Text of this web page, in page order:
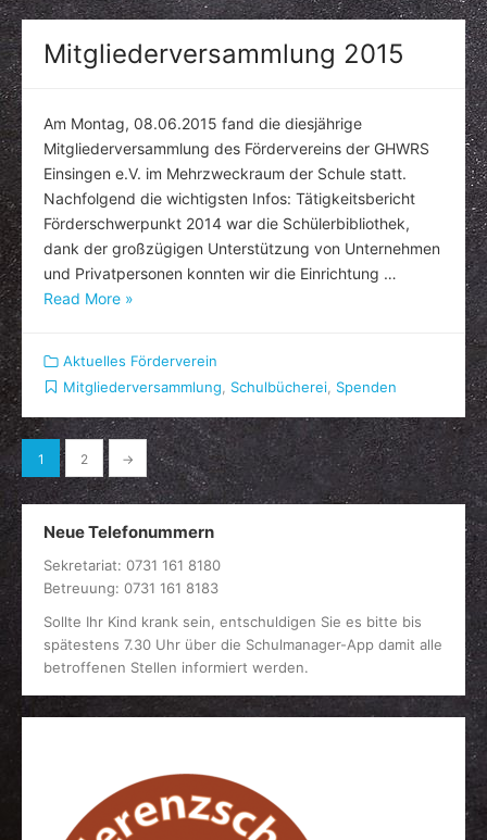
Mitgliederversammlung 2015
Am Montag, 08.06.2015 fand die diesjährige
Mitgliederversammlung des Fördervereins der GHWRS
Einsingen e.V. im Mehrzweckraum der Schule statt.
Nachfolgend die wichtigsten Infos: Tätigkeitsbericht
Förderschwerpunkt 2014 war die Schülerbibliothek,
dank der großzügigen Unterstützung von Unternehmen
und Privatpersonen konnten wir die Einrichtung …
Read More »
Aktuelles Förderverein
Mitgliederversammlung
Schulbücherei Spenden
Seitennummerierung
der
Beiträge
1 2 →
Neue Telefonummern
Sekretariat: 0731 161 8180
Betreuung: 0731 161 8183
Sollte Ihr Kind krank sein, entschuldigen Sie es bitte bis
spätestens 7.30 Uhr über die Schulmanager-App damit alle
betroffenen Stellen informiert werden.